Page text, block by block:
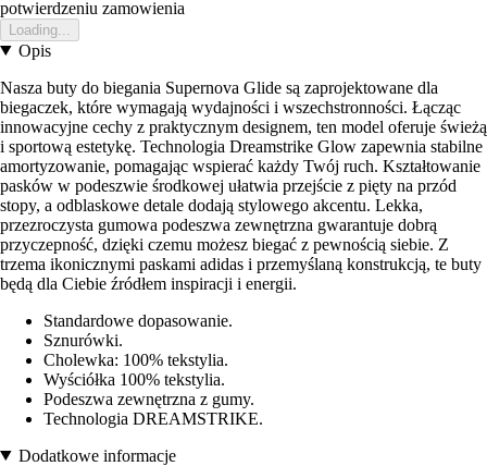
potwierdzeniu zamowienia
Loading...
Opis
Nasza buty do biegania Supernova Glide są zaprojektowane dla
biegaczek, które wymagają wydajności i wszechstronności. Łącząc
innowacyjne cechy z praktycznym designem, ten model oferuje świeżą
i sportową estetykę. Technologia Dreamstrike Glow zapewnia stabilne
amortyzowanie, pomagając wspierać każdy Twój ruch. Kształtowanie
pasków w podeszwie środkowej ułatwia przejście z pięty na przód
stopy, a odblaskowe detale dodają stylowego akcentu. Lekka,
przezroczysta gumowa podeszwa zewnętrzna gwarantuje dobrą
przyczepność, dzięki czemu możesz biegać z pewnością siebie. Z
trzema ikonicznymi paskami adidas i przemyślaną konstrukcją, te buty
będą dla Ciebie źródłem inspiracji i energii.
Standardowe dopasowanie.
Sznurówki.
Cholewka: 100% tekstylia.
Wyściółka 100% tekstylia.
Podeszwa zewnętrzna z gumy.
Technologia DREAMSTRIKE.
Dodatkowe informacje